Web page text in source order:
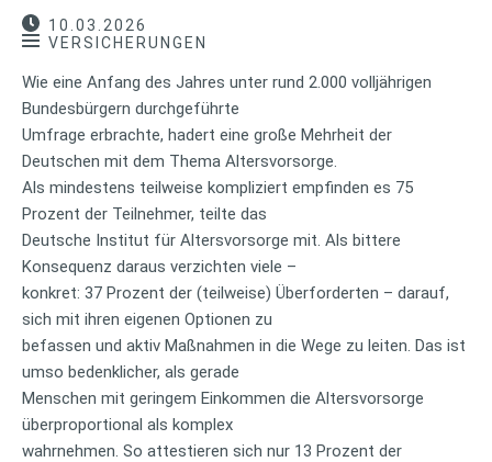
10.03.2026
VERSICHERUNGEN
Wie eine Anfang des Jahres unter rund 2.000 volljährigen
Bundesbürgern durchgeführte
Umfrage erbrachte, hadert eine große Mehrheit der
Deutschen mit dem Thema Altersvorsorge.
Als mindestens teilweise kompliziert empfinden es 75
Prozent der Teilnehmer, teilte das
Deutsche Institut für Altersvorsorge mit. Als bittere
Konsequenz daraus verzichten viele –
konkret: 37 Prozent der (teilweise) Überforderten – darauf,
sich mit ihren eigenen Optionen zu
befassen und aktiv Maßnahmen in die Wege zu leiten. Das ist
umso bedenklicher, als gerade
Menschen mit geringem Einkommen die Altersvorsorge
überproportional als komplex
wahrnehmen. So attestieren sich nur 13 Prozent der